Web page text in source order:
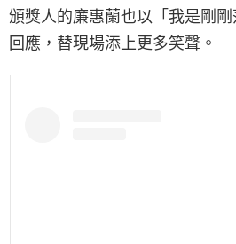
頒獎人的廉惠蘭也以「我是剛
回應，替現場添上更多笑聲。